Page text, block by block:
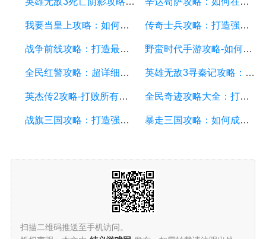
我要当皇上攻略：如何成为一位高效的皇帝 传奇士兵攻略：打造强大军队，征服全球
战争前线攻略：打造最强军队的秘诀 野蛮时代手游攻略-如何打造强大的部落
全民红警攻略：超详细的游戏攻略指南 英雄无敌3寻秦记攻略：打造最强军队的秘诀
英杰传2攻略-打败所有敌人的秘诀 全民奇迹攻略大全：打造最强王国的秘诀
战旗三国攻略：打造强大的三国势力 暴走三国攻略：如何成为一名强大的三国主公
扫描二维码推送至手机访问。